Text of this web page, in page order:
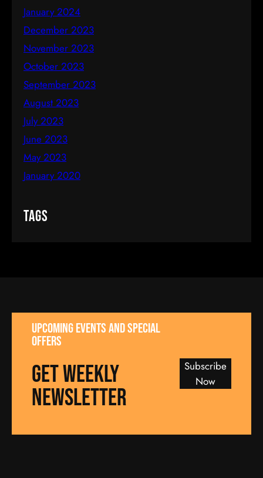
January 2024
December 2023
November 2023
October 2023
September 2023
August 2023
July 2023
June 2023
May 2023
January 2020
Tags
UPCOMING EVENTS AND SPECIAL
OFFERS
GET WEEKLY
NEWSLETTER
Subscribe
Now